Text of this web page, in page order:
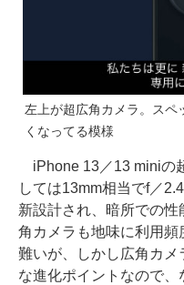
左上が超広角カメラ。スペ
くなってる模様
iPhone 13／13 miniの
しては13mm相当でf／
新設計され、暗所での
角カメラも地味に利用
難いが、しかし広角カメ
な進化ポイントなので